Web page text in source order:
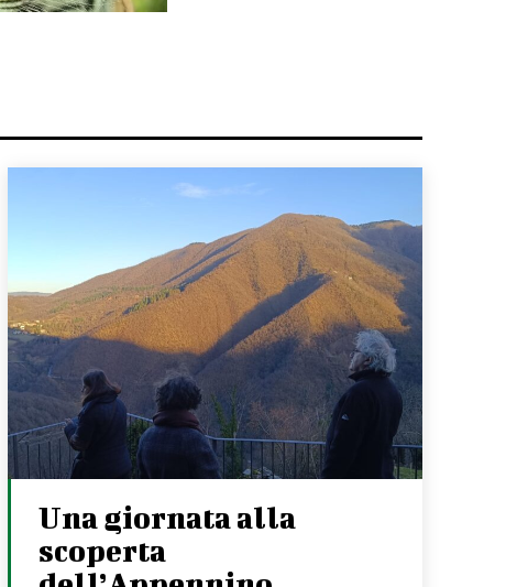
Una giornata alla
scoperta